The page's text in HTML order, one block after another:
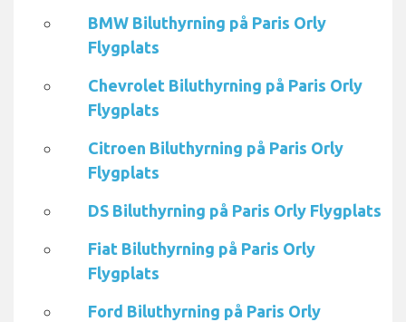
BMW Biluthyrning på Paris Orly
Flygplats
Chevrolet Biluthyrning på Paris Orly
Flygplats
Citroen Biluthyrning på Paris Orly
Flygplats
DS Biluthyrning på Paris Orly Flygplats
Fiat Biluthyrning på Paris Orly
Flygplats
Ford Biluthyrning på Paris Orly